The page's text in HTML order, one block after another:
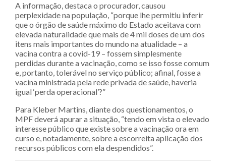
A informação, destaca o procurador, causou
perplexidade na população, “porque lhe permitiu inferir
que o órgão de saúde máximo do Estado aceitava com
elevada naturalidade que mais de 4 mil doses de um dos
itens mais importantes do mundo na atualidade – a
vacina contra a covid-19 – fossem simplesmente
perdidas durante a vacinação, como se isso fosse comum
e, portanto, tolerável no serviço público; afinal, fosse a
vacina ministrada pela rede privada de saúde, haveria
igual ‘perda operacional’?”
Para Kleber Martins, diante dos questionamentos, o
MPF deverá apurar a situação, “tendo em vista o elevado
interesse público que existe sobre a vacinação ora em
curso e, notadamente, sobre a escorreita aplicação dos
recursos públicos com ela despendidos”.